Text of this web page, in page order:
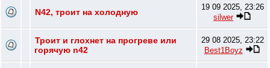
N42, троит на холодную
19 09 2025, 23:26
silwer
Троит и глохнет на прогреве или
горячую n42
29 08 2025, 23:22
Best1Boyz